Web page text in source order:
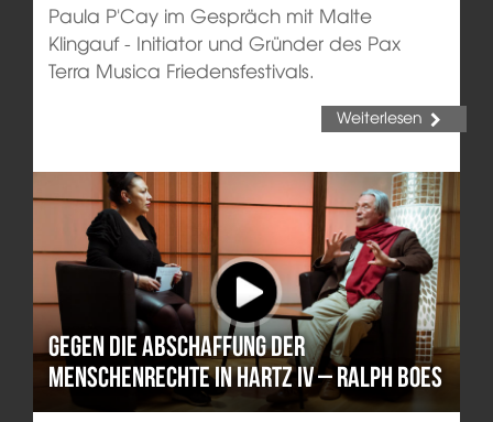
Paula P'Cay im Gespräch mit Malte
Klingauf - Initiator und Gründer des Pax
Terra Musica Friedensfestivals.
Weiterlesen
Gegen die Abschaffung der
Menschenrechte in Hartz IV – Ralph Boes